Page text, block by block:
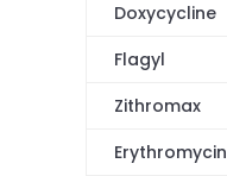
Doxycycline
Flagyl
Zithromax
Erythromycin